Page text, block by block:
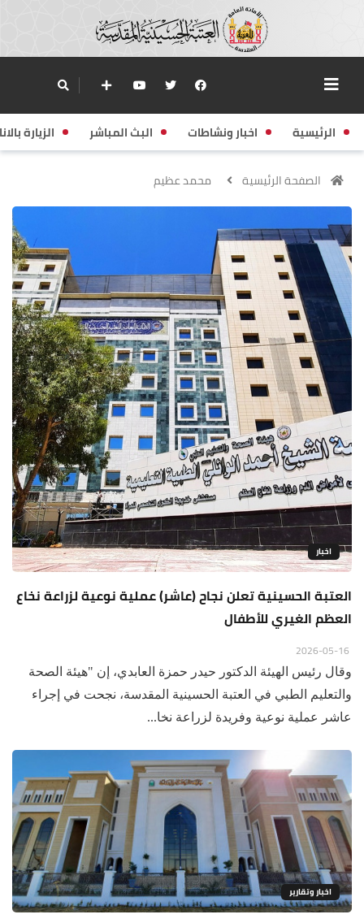
الرئيسية اخبار ونشاطات البث المباشر الزيارة
الصفحة الرئيسية محمد عظيم
اخبار
العتبة الحسينية تعلن نجاح (عاشر) عملية نوعية لزراعة نخاع
العظم الغيري للأطفال
وقال رئيس الهيئة الدكتور حيدر حمزة العابدي، إن "هيئة الصحة
والتعليم الطبي في العتبة الحسينية المقدسة، نجحت في إجراء
عاشر عملية نوعية وفريدة لزراعة نخا...
اخبار وتقارير